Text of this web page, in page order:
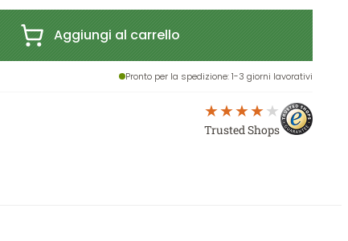
Aggiungi al carrello
Pronto per la spedizione: 1-3 giorni lavorativi
Trusted Shops